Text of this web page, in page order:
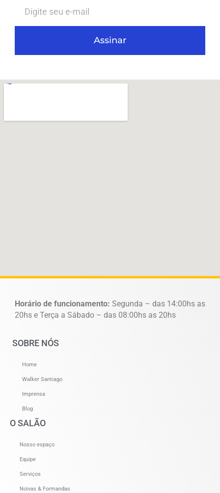
Assinar
Horário de funcionamento: Segunda – das 14:00hs as
20hs e Terça a Sábado – das 08:00hs as 20hs
SOBRE NÓS
Home
Walker Santiago
Imprensa
Blog
O SALÃO
Nosso espaço
Equipe
Serviços
Noivas & Formandas